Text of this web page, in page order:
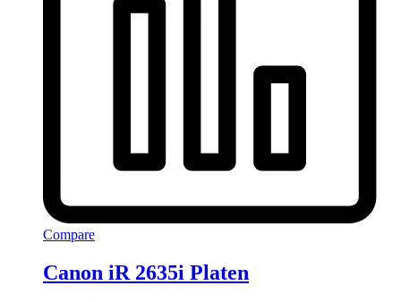
Compare
Canon iR 2635i Platen